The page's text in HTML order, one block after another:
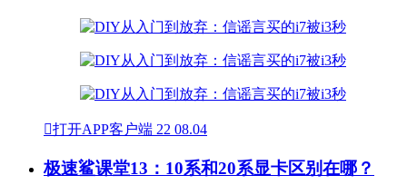
打开APP客户端 22 08.04
极速鲨课堂13：10系和20系显卡区别在哪？